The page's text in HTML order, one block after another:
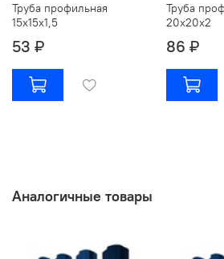
Труба профильная
15х15х1,5
53 ₽
Труба
20х20х2
86 ₽
Аналогичные товары